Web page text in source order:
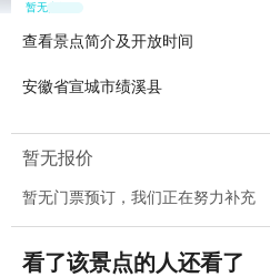
暂无点评
查看景点简介及开放时间
安徽省宣城市绩溪县
暂无报价
暂无门票预订，我们正在努力补充
看了该景点的人还看了